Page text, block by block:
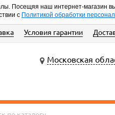
Посещяя наш интернет-магазин
с Политикой обработки
Условия гарантии
Московская